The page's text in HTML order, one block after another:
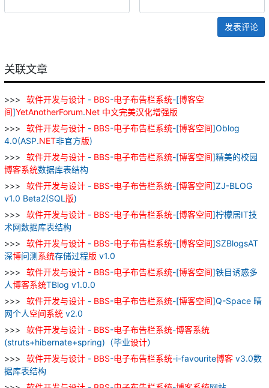
发表评论
关联文章
软件开发与设计 - BBS-电子布告栏系统-[博客空
间]YetAnotherForum.Net 中文完美汉化增强版
软件开发与设计 - BBS-电子布告栏系统-[博客空间]Oblog
4.0(ASP.NET非官方版)
软件开发与设计 - BBS-电子布告栏系统-[博客空间]精美的校园
博客系统数据库表结构
软件开发与设计 - BBS-电子布告栏系统-[博客空间]ZJ-BLOG
v1.0 Beta2(SQL 版)
软件开发与设计 - BBS-电子布告栏系统-[博客空间]柠檬居IT技
术网数据库表结构
软件开发与设计 - BBS-电子布告栏系统-[博客空间]SZBlogsAT
深博问测系统存储过程版 v1.0
软件开发与设计 - BBS-电子布告栏系统-[博客空间]铁目诱惑多
人博客系统TBlog v1.0.0
软件开发与设计 - BBS-电子布告栏系统-[博客空间]Q-Space 晴
网个人空间系统 v2.0
软件开发与设计 - BBS-电子布告栏系统-博客系统
(struts+hibernate+spring)（毕业设计）
软件开发与设计 - BBS-电子布告栏系统-i-favourite博客 v3.0数
据库表结构